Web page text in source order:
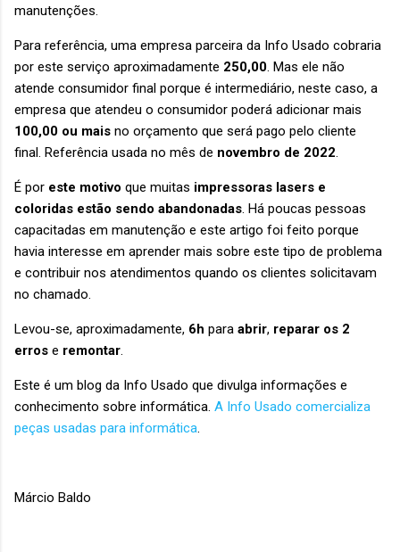
manutenções.
Para referência, uma empresa parceira da Info Usado cobraria
por este serviço aproximadamente 250,00. Mas ele não
atende consumidor final porque é intermediário, neste caso, a
empresa que atendeu o consumidor poderá adicionar mais
100,00 ou mais no orçamento que será pago pelo cliente
final. Referência usada no mês de novembro de 2022.
É por este motivo que muitas impressoras lasers e
coloridas estão sendo abandonadas. Há poucas pessoas
capacitadas em manutenção e este artigo foi feito porque
havia interesse em aprender mais sobre este tipo de problema
e contribuir nos atendimentos quando os clientes solicitavam
no chamado.
Levou-se, aproximadamente, 6h para abrir, reparar os 2
erros e remontar.
Este é um blog da Info Usado que divulga informações e
conhecimento sobre informática. A Info Usado comercializa
peças usadas para informática.
Márcio Baldo